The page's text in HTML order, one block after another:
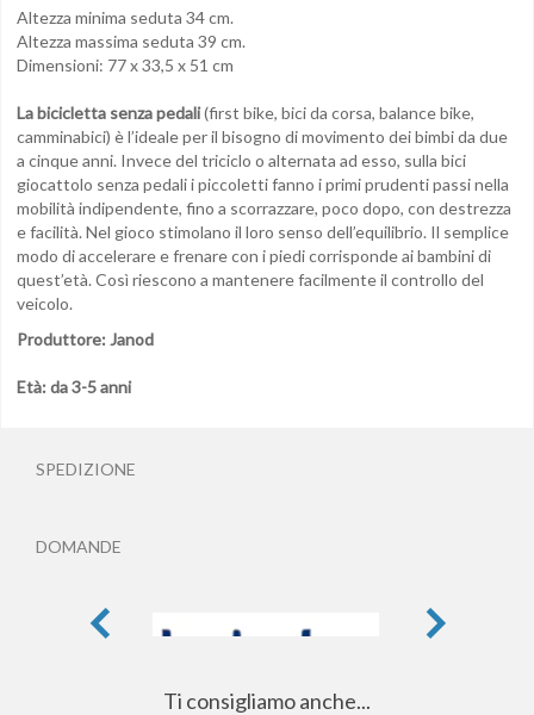
Altezza minima seduta 34 cm.
Altezza massima seduta 39 cm.
Dimensioni: 77 x 33,5 x 51 cm
La bicicletta senza pedali(first bike, bici da corsa, balance bike,
camminabici) è l’ideale per il bisogno di movimento dei bimbi da due
a cinque anni. Invece del triciclo o alternata ad esso, sulla bici
giocattolo senza pedali i piccoletti fanno i primi prudenti passi nella
mobilità indipendente, fino a scorrazzare, poco dopo, con destrezza
e facilità. Nel gioco stimolano il loro senso dell’equilibrio. Il semplice
modo di accelerare e frenare con i piedi corrisponde ai bambini di
quest’età. Così riescono a mantenere facilmente il controllo del
veicolo.
Produttore: Janod
Età: da 3-5 anni
SPEDIZIONE
DOMANDE
Ti consigliamo anche...